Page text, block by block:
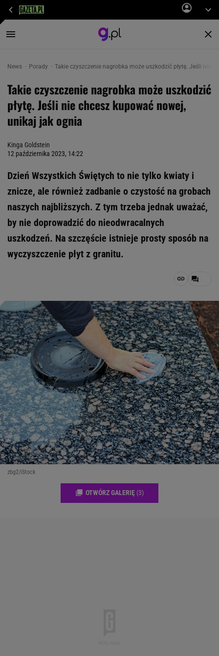
News Porady Takie czyszczenie nagrobka może uszkodzić płytę. Jeśli nie
Takie czyszczenie nagrobka może uszkodzić
płytę. Jeśli nie chcesz kupować nowej,
unikaj jak ognia
Kinga Goldstein
12 października 2023, 14:22
Dzień Wszystkich Świętych to nie tylko kwiaty i
znicze, ale również zadbanie o czystość na grobach
naszych najbliższych. Z tym trzeba jednak uważać,
by nie doprowadzić do nieodwracalnych
uszkodzeń. Na szczęście istnieje prosty sposób na
wyczyszczenie płyt z granitu.
zbg2/iStock
OTWÓRZ GALERIĘ (3)